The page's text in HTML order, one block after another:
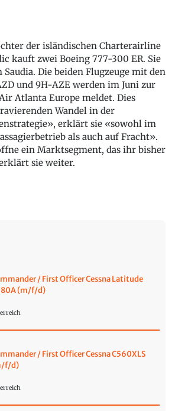
der isländischen Charterairline
kauft zwei Boeing 777-300 ER. Sie
Die beiden Flugzeuge mit den
und 9H-AZE werden im Juni zur
Atlanta Europe meldet. Dies
Wandel in der
erklärt sie «sowohl im
als auch auf Fracht».
ein Marktsegment, das ihr bisher
sie weiter.
/ First Officer Cessna Latitude
(m/f/d)
/ First Officer Cessna C560XLS
f/d)